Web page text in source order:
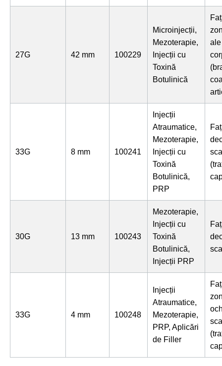
27G 42 mm 100229
Microinjecții,
Mezoterapie,
Injecții cu
Toxină
Botulinică
ale
33G 8 mm 100241
Injecții
Atraumatice,
Mezoterapie,
Injecții cu
Toxină
Botulinică,
PRP
30G 13 mm 100243
Mezoterapie,
Injecții cu
Toxină
Botulinică,
Injecții PRP
33G 4 mm 100248
Injecții
Atraumatice,
Mezoterapie,
PRP, Aplicări
de Filler